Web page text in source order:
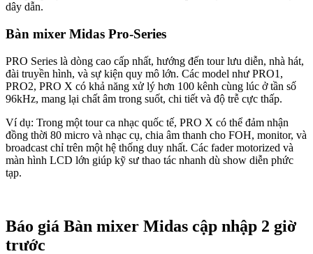
dây dẫn.
Bàn mixer Midas Pro-Series
PRO Series là dòng cao cấp nhất, hướng đến tour lưu diễn, nhà hát,
đài truyền hình, và sự kiện quy mô lớn. Các model như PRO1,
PRO2, PRO X có khả năng xử lý hơn 100 kênh cùng lúc ở tần số
96kHz, mang lại chất âm trong suốt, chi tiết và độ trễ cực thấp.
Ví dụ: Trong một tour ca nhạc quốc tế, PRO X có thể đảm nhận
đồng thời 80 micro và nhạc cụ, chia âm thanh cho FOH, monitor, và
broadcast chỉ trên một hệ thống duy nhất. Các fader motorized và
màn hình LCD lớn giúp kỹ sư thao tác nhanh dù show diễn phức
tạp.
Báo giá Bàn mixer Midas cập nhập 2 giờ
trước